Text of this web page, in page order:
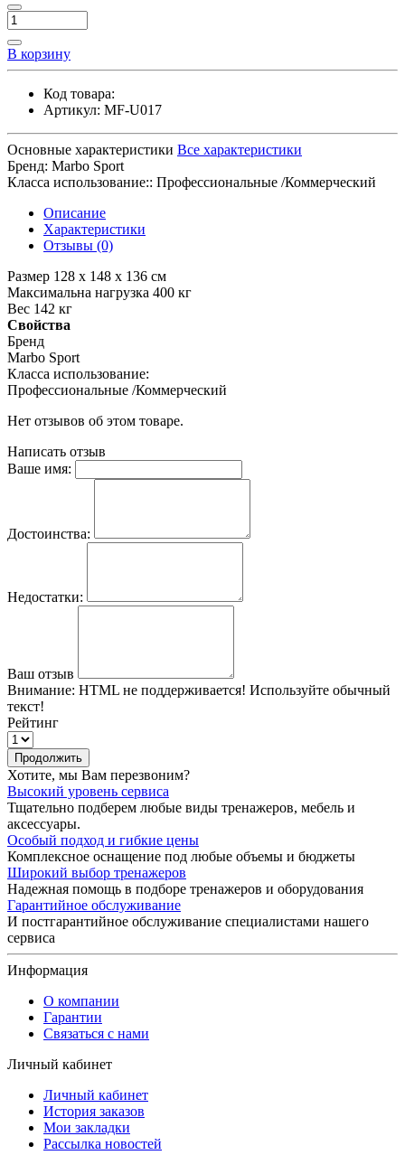
В корзину
Код товара:
Артикул: MF-U017
Основные характеристики Все характеристики
Бренд: Marbo Sport
Класса использование:: Профессиональные /Коммерческий
Описание
Характеристики
Отзывы (0)
Размер 128 x 148 x 136 см
Максимальна нагрузка 400 кг
Вес 142 кг
Свойства
Бренд
Marbo Sport
Класса использование:
Профессиональные /Коммерческий
Нет отзывов об этом товаре.
Написать отзыв
Ваше имя:
Достоинства:
Недостатки:
Ваш отзыв
Внимание: HTML не поддерживается! Используйте обычный
текст!
Рейтинг
Продолжить
Хотите, мы Вам перезвоним?
Высокий уровень сервиса
Тщательно подберем любые виды тренажеров, мебель и
аксессуары.
Особый подход и гибкие цены
Комплексное оснащение под любые объемы и бюджеты
Широкий выбор тренажеров
Надежная помощь в подборе тренажеров и оборудования
Гарантийное обслуживание
И постгарантийное обслуживание специалистами нашего
сервиса
Информация
О компании
Гарантии
Связаться с нами
Личный кабинет
Личный кабинет
История заказов
Мои закладки
Рассылка новостей